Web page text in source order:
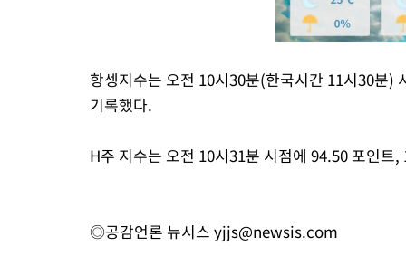
항셍지수는 오전 10시30분(한국시간 11시30분
기록했다.
H주 지수는 오전 10시31분 시점에 94.50 포인
◎공감언론 뉴시스 yjjs@newsis.com